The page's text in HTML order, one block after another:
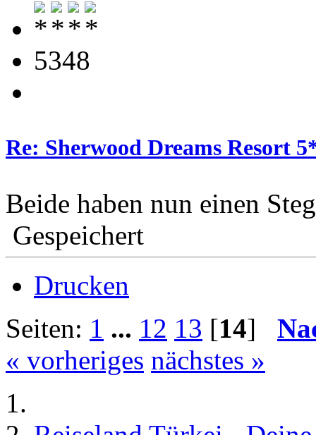
5348
Re: Sherwood Dreams Resort
Beide haben nun einen
Gespeichert
Drucken
Seiten: 1 ... 12 13 [14]
« vorheriges nächstes »